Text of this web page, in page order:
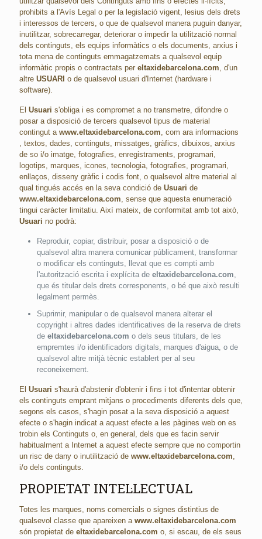
prohibits a l'Avís Legal o per la legislació vigent, lesius dels drets
i interessos de tercers, o que de qualsevol manera puguin danyar,
inutilitzar, sobrecarregar, deteriorar o impedir la utilització normal
dels continguts, els equips informàtics o els documents, arxius i
tota mena de continguts emmagatzemats a qualsevol equip
informàtic propis o contractats per eltaxidebarcelona.com, d'un
altre USUARI o de qualsevol usuari d'Internet (hardware i
software).
El Usuari s'obliga i es compromet a no transmetre, difondre o
posar a disposició de tercers qualsevol tipus de material
contingut a www.eltaxidebarcelona.com, com ara informacions
, textos, dades, continguts, missatges, gràfics, dibuixos, arxius
de so i/o imatge, fotografies, enregistraments, programari,
logotips, marques, icones, tecnologia, fotografies, programari,
enllaços, disseny gràfic i codis font, o qualsevol altre material al
qual tingués accés en la seva condició de Usuari de
www.eltaxidebarcelona.com, sense que aquesta enumeració
tingui caràcter limitatiu. Així mateix, de conformitat amb tot això,
Usuari no podrà:
Reproduir, copiar, distribuir, posar a disposició o de
qualsevol altra manera comunicar públicament, transformar
o modificar els continguts, llevat que es compti amb
l'autorització escrita i explícita de eltaxidebarcelona.com,
que és titular dels drets corresponents, o bé que això resulti
legalment permès.
Suprimir, manipular o de qualsevol manera alterar el
copyright i altres dades identificatives de la reserva de drets
de eltaxidebarcelona.com o dels seus titulars, de les
empremtes i/o identificadors digitals, marques d'aigua, o de
qualsevol altre mitjà tècnic establert per al seu
reconeixement.
El Usuari s'haurà d'abstenir d'obtenir i fins i tot d'intentar obtenir
els continguts emprant mitjans o procediments diferents dels que,
segons els casos, s'hagin posat a la seva disposició a aquest
efecte o s'hagin indicat a aquest efecte a les pàgines web on es
trobin els Continguts o, en general, dels que es facin servir
habitualment a Internet a aquest efecte sempre que no comportin
un risc de dany o inutilització de www.eltaxidebarcelona.com,
i/o dels continguts.
PROPIETAT INTEL·LECTUAL
Totes les marques, noms comercials o signes distintius de
qualsevol classe que apareixen a www.eltaxidebarcelona.com
són propietat de eltaxidebarcelona.com o, si escau, de els seus